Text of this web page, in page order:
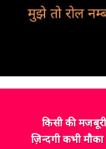
किसी की
ज़िन्दगी कभी